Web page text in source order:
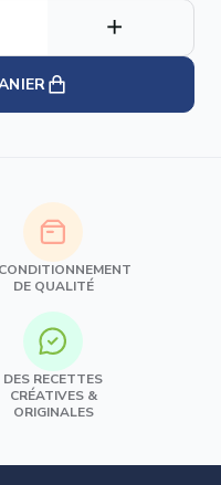
DE QUALITÉ
DES RECETTES
CRÉATIVES &
ORIGINALES